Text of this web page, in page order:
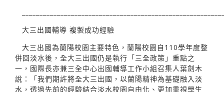
大三出國輔導 複製成功經驗
大三出國為蘭陽校園主要特色，蘭陽校園自110學年度整
併回淡水後，全大三出國仍是執行「三全政策」重點之
一，國際長亦兼三全中心出國輔導工作小組召集人葉劍木
說：「我們期許將全大三出國，以蘭陽精神為基礎融入淡
水，透過先前的經驗結合淡水校園自由化、更加重視學生